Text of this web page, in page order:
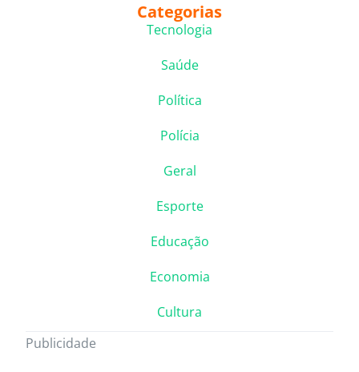
Categorias
Tecnologia
Saúde
Política
Polícia
Geral
Esporte
Educação
Economia
Cultura
Publicidade